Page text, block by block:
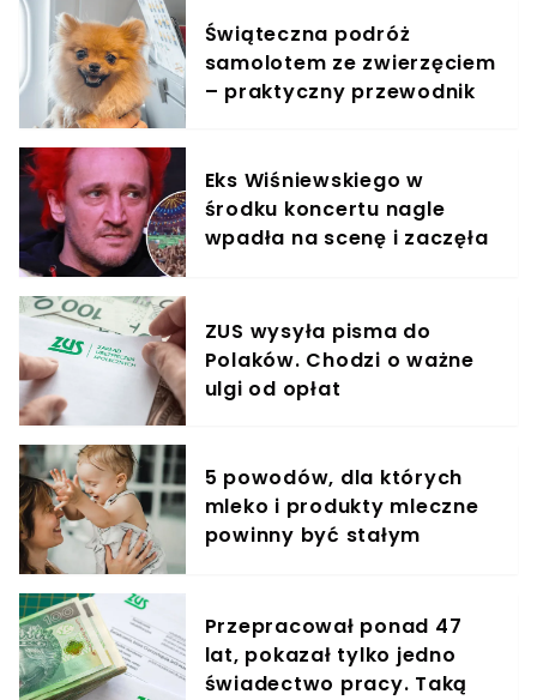
Świąteczna podróż
samolotem ze zwierzęciem
– praktyczny przewodnik
Eks Wiśniewskiego w
środku koncertu nagle
wpadła na scenę i zaczęła
ZUS wysyła pisma do
Polaków. Chodzi o ważne
ulgi od opłat
5 powodów, dla których
mleko i produkty mleczne
powinny być stałym
Przepracował ponad 47
lat, pokazał tylko jedno
świadectwo pracy. Taką